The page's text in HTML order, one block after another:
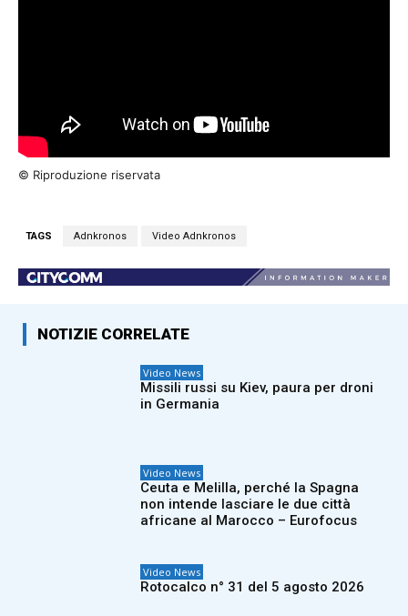
© Riproduzione riservata
TAGS Adnkronos Video Adnkronos
NOTIZIE CORRELATE
Video News
Missili russi su Kiev, paura per droni
in Germania
Video News
Ceuta e Melilla, perché la Spagna
non intende lasciare le due città
africane al Marocco – Eurofocus
Video News
Rotocalco n° 31 del 5 agosto 2026